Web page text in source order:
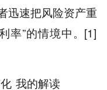
迅速把风险资产重
率”的情境中。[1]
我的解读